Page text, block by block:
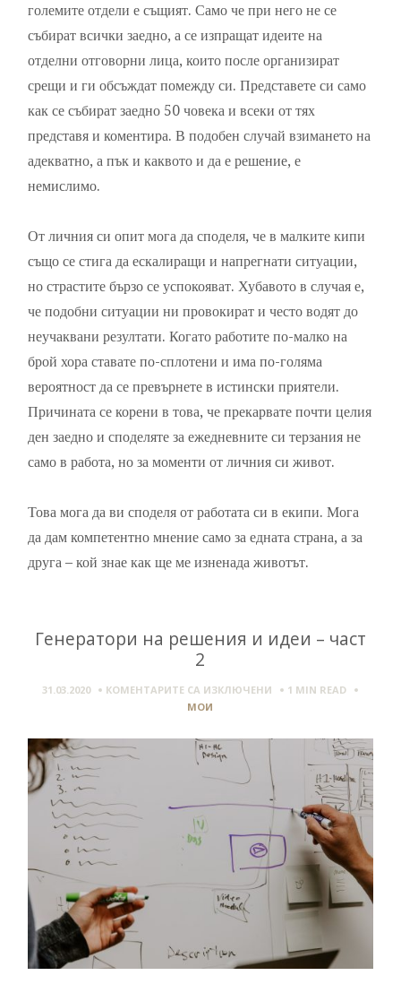
големите отдели е същият. Само че при него не се
събират всички заедно, а се изпращат идеите на
отделни отговорни лица, които после организират
срещи и ги обсъждат помежду си. Представете си само
как се събират заедно 50 човека и всеки от тях
представя и коментира. В подобен случай взимането на
адекватно, а пък и каквото и да е решение, е
немислимо.
От личния си опит мога да споделя, че в малките кипи
също се стига да ескалиращи и напрегнати ситуации,
но страстите бързо се успокояват. Хубавото в случая е,
че подобни ситуации ни провокират и често водят до
неучаквани резултати. Когато работите по-малко на
брой хора ставате по-сплотени и има по-голяма
вероятност да се превърнете в истински приятели.
Причината се корени в това, че прекарвате почти целия
ден заедно и споделяте за ежедневните си терзания не
само в работа, но за моменти от личния си живот.
Това мога да ви споделя от работата си в екипи. Мога
да дам компетентно мнение само за едната страна, а за
друга – кой знае как ще ме изненада животът.
Генератори на решения и идеи – част
2
31.03.2020 КОМЕНТАРИТЕ СА ИЗКЛЮЧЕНИЗА
РЕШЕНИЯ
ИДЕИ
–
ЧАСТ
1 MIN READ
МОИ